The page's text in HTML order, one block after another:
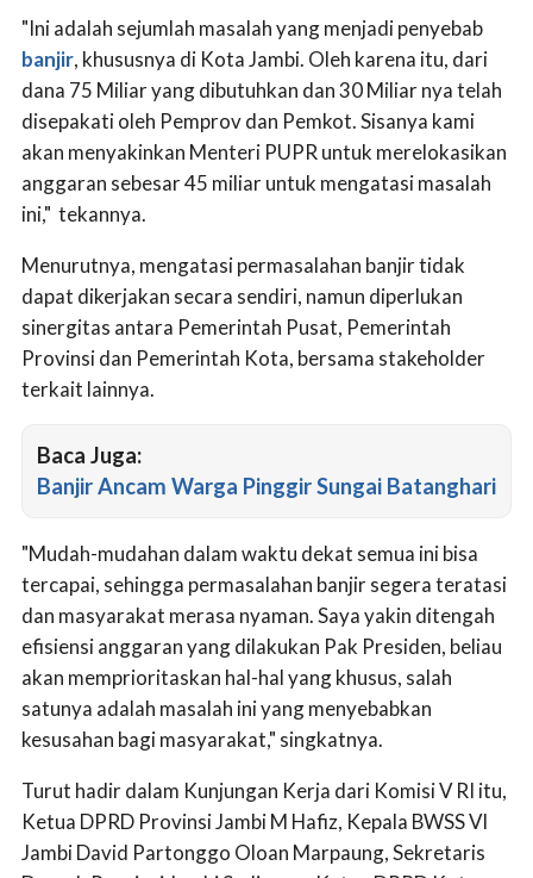
"Ini adalah sejumlah masalah yang menjadi penyebab
banjir, khususnya di Kota Jambi. Oleh karena itu, dari
dana 75 Miliar yang dibutuhkan dan 30 Miliar nya telah
disepakati oleh Pemprov dan Pemkot. Sisanya kami
akan menyakinkan Menteri PUPR untuk merelokasikan
anggaran sebesar 45 miliar untuk mengatasi masalah
ini," tekannya.
Menurutnya, mengatasi permasalahan banjir tidak
dapat dikerjakan secara sendiri, namun diperlukan
sinergitas antara Pemerintah Pusat, Pemerintah
Provinsi dan Pemerintah Kota, bersama stakeholder
terkait lainnya.
Baca Juga:
Banjir Ancam Warga Pinggir Sungai Batanghari
"Mudah-mudahan dalam waktu dekat semua ini bisa
tercapai, sehingga permasalahan banjir segera teratasi
dan masyarakat merasa nyaman. Saya yakin ditengah
efisiensi anggaran yang dilakukan Pak Presiden, beliau
akan memprioritaskan hal-hal yang khusus, salah
satunya adalah masalah ini yang menyebabkan
kesusahan bagi masyarakat," singkatnya.
Turut hadir dalam Kunjungan Kerja dari Komisi V RI itu,
Ketua DPRD Provinsi Jambi M Hafiz, Kepala BWSS VI
Jambi David Partonggo Oloan Marpaung, Sekretaris